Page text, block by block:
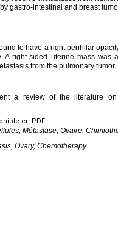
gastro-intestinal and breast
to have a right perihilar
A right-sided uterine mass was
from the pulmonary tumor.
a review of the literature on
en PDF.
Métastase, Ovaire,
Ovary, Chemotherapy